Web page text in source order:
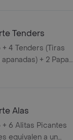
Tenders
4 Tenders (Tiras
+ 2 Papas
de Salsa 100g + 2
Alas
6 Alitas Picantes
equivalen a un